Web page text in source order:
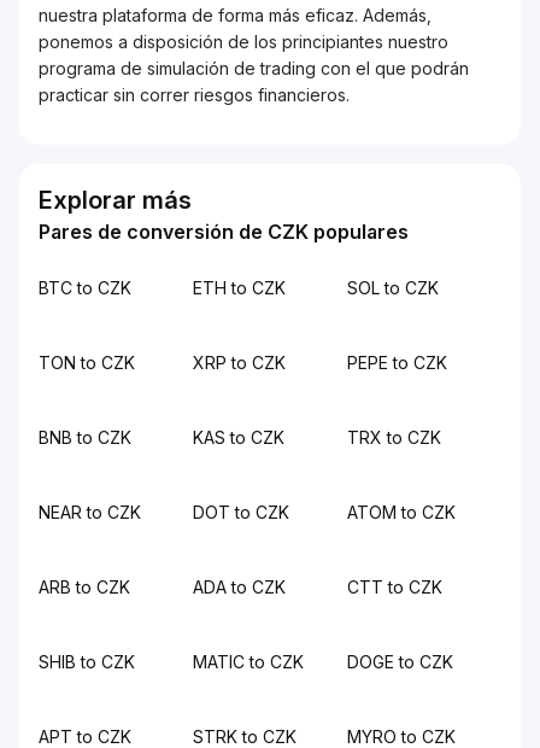
nuestra plataforma de forma más eficaz. Además,
ponemos a disposición de los principiantes nuestro
programa de simulación de trading con el que podrán
practicar sin correr riesgos financieros.
Explorar más
Pares de conversión de CZK populares
BTC to CZK ETH to CZK SOL to CZK
TON to CZK XRP to CZK PEPE to CZK
BNB to CZK KAS to CZK TRX to CZK
NEAR to CZK DOT to CZK ATOM to CZK
ARB to CZK ADA to CZK CTT to CZK
SHIB to CZK MATIC to CZK DOGE to CZK
APT to CZK STRK to CZK MYRO to CZK